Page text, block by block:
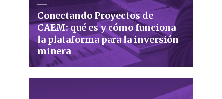
Conectando Proyectos de
CAEM: qué es y cómo funciona
la plataforma para la inversión
minera